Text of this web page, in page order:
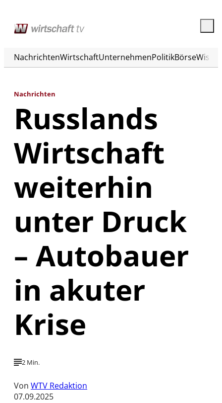
NachrichtenWirtschaftUnternehmenPolitikBörse
Nachrichten
Russlands
Wirtschaft
weiterhin
unter Druck
– Autobauer
in akuter
Krise
2 Min.
Von WTV Redaktion
07.09.2025